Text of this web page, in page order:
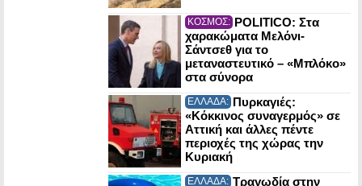
ΚΟΣΜΟΣ: POLITICO: Στα
χαρακώματα Μελόνι-
Σάντσεθ για το
μεταναστευτικό – «Μπλόκο»
στα σύνορα
ΕΛΛΑΔΑ: Πυρκαγιές:
«Κόκκινος συναγερμός» σε
Αττική και άλλες πέντε
περιοχές της χώρας την
Κυριακή
ΕΛΛΑΔΑ: Τραγωδία στην